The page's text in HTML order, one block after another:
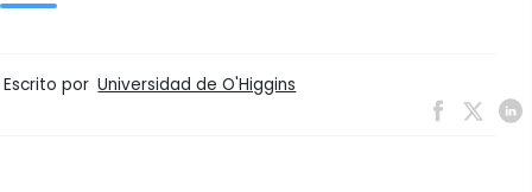
Escrito por Universidad de O'Higgins